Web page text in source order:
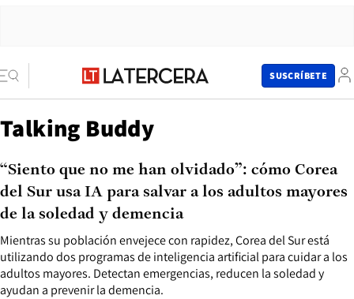
SUSCRÍBETE
Talking Buddy
Mientras su población envejece con rapidez, Corea del Sur está
utilizando dos programas de inteligencia artificial para cuidar a los
adultos mayores. Detectan emergencias, reducen la soledad y
ayudan a prevenir la demencia.
“Siento que no me han olvidado”: cómo Corea
del Sur usa IA para salvar a los adultos mayores
de la soledad y demencia